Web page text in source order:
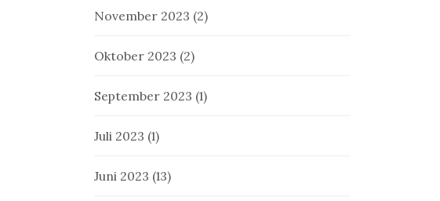
November 2023 (2)
Oktober 2023 (2)
September 2023 (1)
Juli 2023 (1)
Juni 2023 (13)